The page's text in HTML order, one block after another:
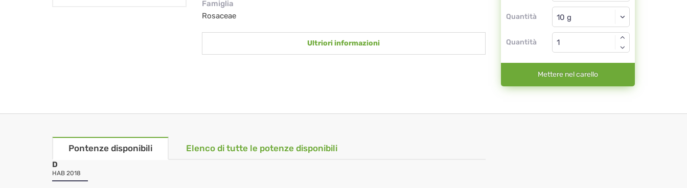
Famiglia
Rosaceae
Ultriori informazioni
Quantità
Globuli
Quantità
Mettere nel carello
Pontenze disponibili Elenco di tutte le potenze disponibili
D
HAB 2018